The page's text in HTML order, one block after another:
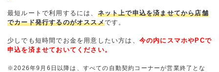
最短ルートで利用するには、 ネット上で申込を済ませてから店舗
でカード発行するのがオススメです。
少しでも短時間でお金を用意したい方は、 今の内にスマホやPCで
申込を済ませておいてください。
※2026年9月6日以降は、すべての自動契約コーナーが営業終了とな